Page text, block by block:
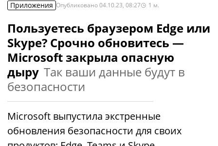
Приложения Опубликовано04.10.23, 08:27 1 м.
Пользуетесь браузером Edge или
Skype? Срочно обновитесь —
Microsoft закрыла опасную
дыру Так ваши данные будут в
безопасности
Microsoft выпустила экстренные
обновления безопасности для своих